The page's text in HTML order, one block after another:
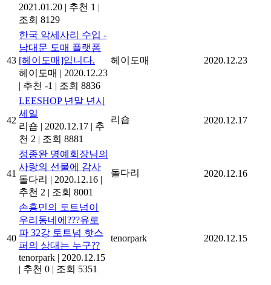
2021.01.20 | 추천 1 |
조회 8129
43
한국 악세사리 수입 -
남대문 도매 플랫폼
[헤이도매]입니다.
헤이도매 | 2020.12.23
| 추천 -1 | 조회 8836
헤이도매 2020.12.23
42
LEESHOP 년말 년시
세일
리숍 | 2020.12.17 | 추
천 2 | 조회 8881
리숍 2020.12.17
41
정종완 명예회장님의
사랑의 선물에 감사
돌다리 | 2020.12.16 |
추천 2 | 조회 8001
돌다리 2020.12.16
40
손흥민의 토트넘이
우리동네에???유로
파 32강 토트넘 핫스
퍼의 상대는 누구??
tenorpark | 2020.12.15
| 추천 0 | 조회 5351
tenorpark 2020.12.15